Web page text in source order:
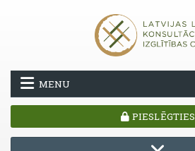
MENU
PIESLĒGTIES